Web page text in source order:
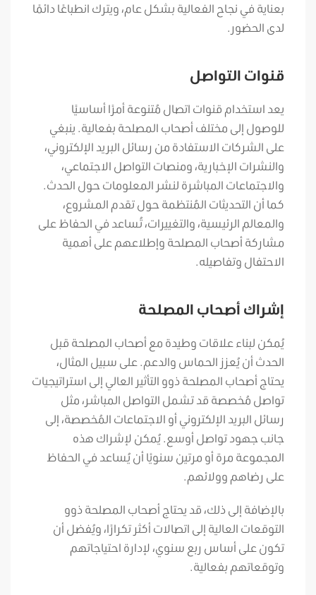
بعناية في نجاح الفعالية بشكل عام، ويترك انطباعًا دائمًا
لدى الحضور.
قنوات التواصل
يعد استخدام قنوات اتصال مُتنوعة أمرًا أساسيًا
للوصول إلى مختلف أصحاب المصلحة بفعالية. ينبغي
على الشركات الاستفادة من رسائل البريد الإلكتروني،
والنشرات الإخبارية، ومنصات التواصل الاجتماعي،
والاجتماعات المباشرة لنشر المعلومات حول الحدث.
كما أن التحديثات المُنتظمة حول تقدم المشروع،
والمعالم الرئيسية، والتغييرات، تُساعد في الحفاظ على
مشاركة أصحاب المصلحة وإطلاعهم على أهمية
الاحتفال وتفاصيله.
إشراك أصحاب المصلحة
يُمكن لبناء علاقات وطيدة مع أصحاب المصلحة قبل
الحدث أن يُعزز الحماس والدعم. على سبيل المثال،
يحتاج أصحاب المصلحة ذوو التأثير العالي إلى استراتيجيات
تواصل مُخصصة قد تشمل التواصل المباشر، مثل
رسائل البريد الإلكتروني أو الاجتماعات المُخصصة، إلى
جانب جهود تواصل أوسع. يُمكن لإشراك هذه
المجموعة مرة أو مرتين سنويًا أن يُساعد في الحفاظ
على رضاهم وولائهم.
بالإضافة إلى ذلك، قد يحتاج أصحاب المصلحة ذوو
التوقعات العالية إلى اتصالات أكثر تكرارًا، ويُفضل أن
تكون على أساس ربع سنوي، لإدارة احتياجاتهم
وتوقعاتهم بفعالية.